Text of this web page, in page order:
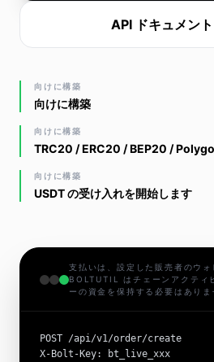
API ドキュメン
向けに構築
向けに構築
向けに構築
TRC20 / ERC20 / BEP20 /
向けに構築
USDT の受け入れを開始します
支払いは、設定した販売者のウォ
BOLTUTIL はチェーンアクティ
ーの資金を保持する必要はありま
POST /api/v1/order/create
X-Bolt-Key: bt_live_xxx